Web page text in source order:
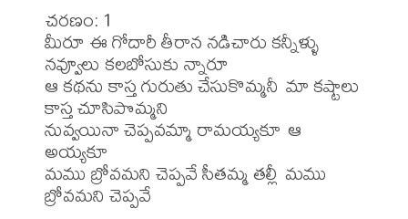
చరణం: 1
మీరూ ఈ గోదారీ తీరాన నడిచారు కన్నీళ్ళు
నవ్వూలు కలబోసుకు న్నారూ
ఆ కథను కాస్త గురుతు చేసుకొమ్మనీ మా కష్టాలు
కాస్త చూసిపొమ్మని
నువ్వయినా చెప్పవమ్మా రామయ్యకూ ఆ
అయ్యకూ
మము బ్రోవమని చెప్పవే సీతమ్మ తల్లీ మము
బ్రోవమని చెప్పవే